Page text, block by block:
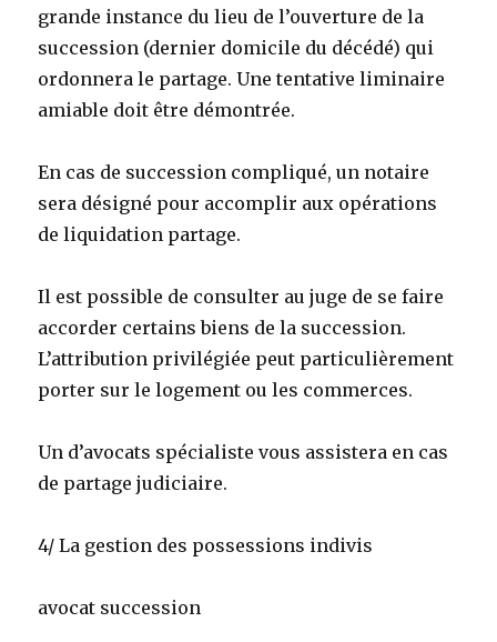
grande instance du lieu de l’ouverture de la
succession (dernier domicile du décédé) qui
ordonnera le partage. Une tentative liminaire
amiable doit être démontrée.
En cas de succession compliqué, un notaire
sera désigné pour accomplir aux opérations
de liquidation partage.
Il est possible de consulter au juge de se faire
accorder certains biens de la succession.
L’attribution privilégiée peut particulièrement
porter sur le logement ou les commerces.
Un d’avocats spécialiste vous assistera en cas
de partage judiciaire.
4/ La gestion des possessions indivis
avocat succession